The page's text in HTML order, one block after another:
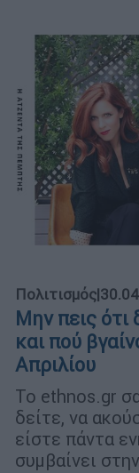
Πολιτισμός|
Μην πεις ότι
και πού
Απριλίου
Το ethnos.gr
δείτε, να
είστε πάντα
συμβαίνει